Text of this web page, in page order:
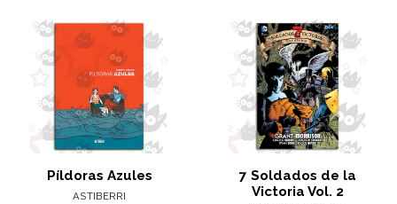
Píldoras Azules
ASTIBERRI
7 Soldados de la
Victoria Vol. 2